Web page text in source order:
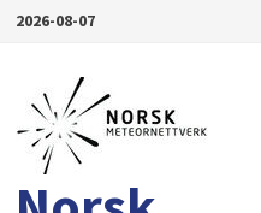
Gå2026-08-07